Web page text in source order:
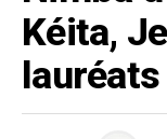
Kéita,